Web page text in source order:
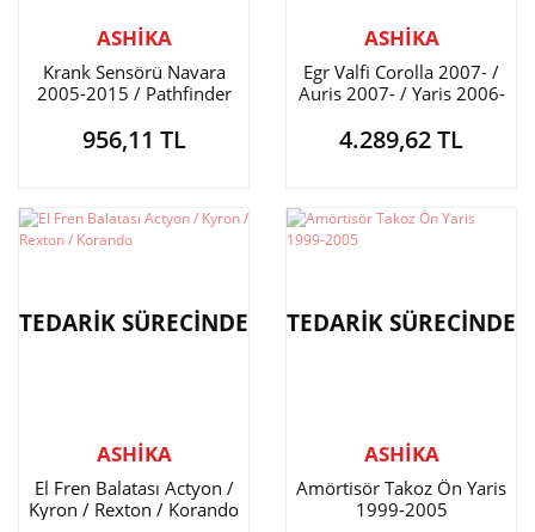
ASHİKA
Krank Sensörü Navara
2005-2015 / Pathfinder
Skystar 2003-
956,11 TL
ASHİKA
Egr Valfi Corolla 2007- /
Auris 2007- / Yaris 2006-
4.289,62 TL
TEDARİK SÜRECİNDE
ASHİKA
El Fren Balatası Actyon /
Kyron / Rexton / Korando
TEDARİK SÜRECİNDE
ASHİKA
Amörtisör Takoz Ön Yaris
1999-2005